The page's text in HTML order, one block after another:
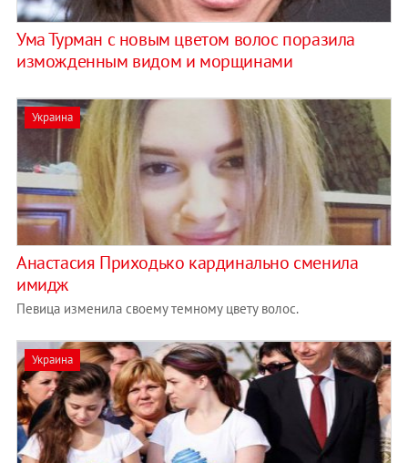
Ума Турман с новым цветом волос поразила
изможденным видом и морщинами
Украина
Анастасия Приходько кардинально сменила
имидж
Певица изменила своему темному цвету волос.
Украина